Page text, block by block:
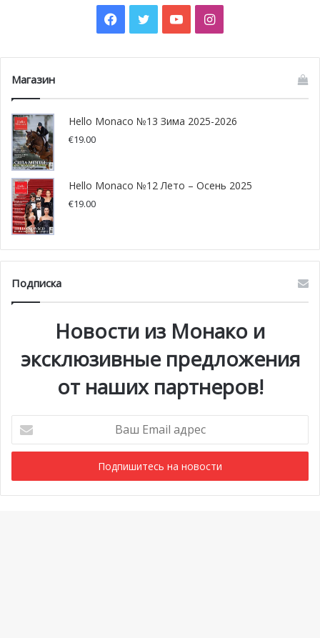
Вам наверняка очень захочется выучить греческий язык,
чтобы попросить поваров побаловать вас самыми
лучшими блюдами греческой кухни, произнеся их
оригинальные названия на греческом.
Фото: facebook.com/dinanikolaou/
Facebook
TwitterYouTubeInstagram
Магазин
Hello Monaco №13 Зима 2025-2026
€19.00
Hello Monaco №12 Лето – Осень 2025
€19.00
Подписка
Новости из Монако и
эксклюзивные предложения
от наших партнеров!
Email
адрес